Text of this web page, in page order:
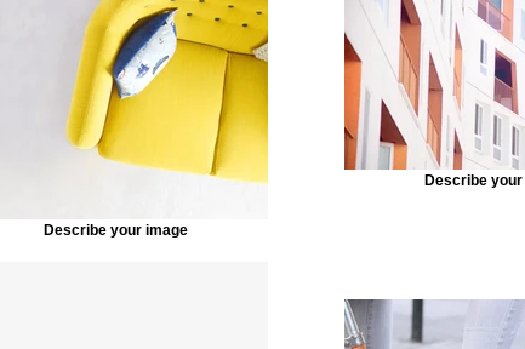
out of your site elements by making them dynamic.
Describe your image
Describe your